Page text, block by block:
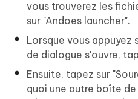
vous trouverez les
sur "Andoes launcher".
Lorsque vous appuyez
de dialogue s'ouvre,
Ensuite, tapez sur
quoi une autre boîte